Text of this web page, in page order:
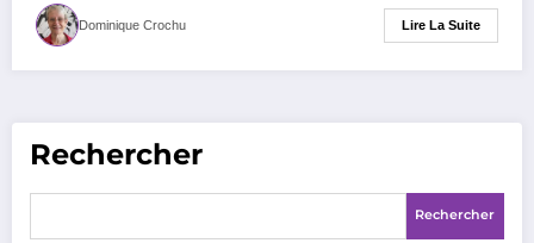
Dominique Crochu Lire La Suite
Rechercher
Rechercher